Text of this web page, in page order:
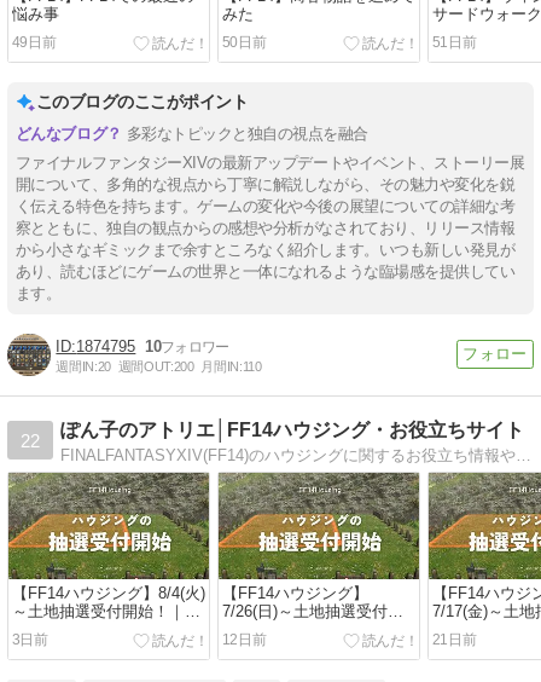
悩み事
49日前
みた
50日前
サードウォー
51日前
このブログのここがポイント
多彩なトピックと独自の視点を融合
ファイナルファンタジーXIVの最新アップデートやイベント、ストーリー展
開について、多角的な視点から丁寧に解説しながら、その魅力や変化を鋭
く伝える特色を持ちます。ゲームの変化や今後の展望についての詳細な考
察とともに、独自の観点からの感想や分析がなされており、リリース情報
から小さなギミックまで余すところなく紹介します。いつも新しい発見が
あり、読むほどにゲームの世界と一体になれるような臨場感を提供してい
ます。
1874795 10
週間IN:20 週間OUT:200 月間IN:110
22
ぽん子のアトリエ│FF14ハウジング・お役立ちサイト
FINALFANTASYXIV(FF14)のハウジングに関するお役立ち情報や組み合わせ家具等の作り方を主に紹介しています。また、浮かせ技や技術等の解説動画もあげてます！ #FF14 #FF14ハウジング
【FF14ハウジング】8/4(火)
～土地抽選受付開始！｜ス
ケジュールと応募方法
3日前
【FF14ハウジング】
7/26(日)～土地抽選受付開
始！｜スケジュールと応募
方法
12日前
【FF14ハウジ
7/17(金)～土地
始！｜スケジ
方法
21日前